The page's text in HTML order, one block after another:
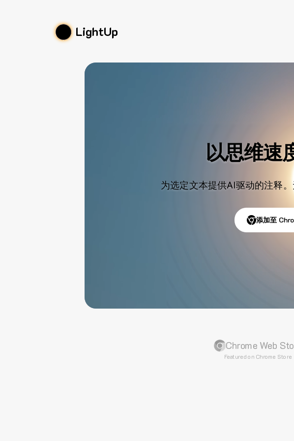
LightUp
以思维速
为选定文本提供AI驱动的注释
添加至
Chrome Web
Featured on Chrome Store